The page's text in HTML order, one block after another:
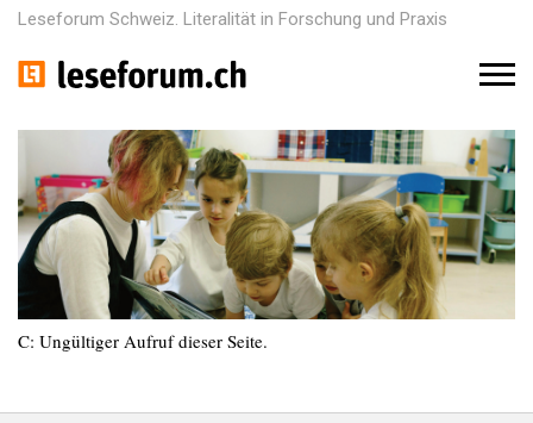
Leseforum Schweiz. Literalität in Forschung und Praxis
M
u
C: Ungültiger Aufruf dieser Seite.